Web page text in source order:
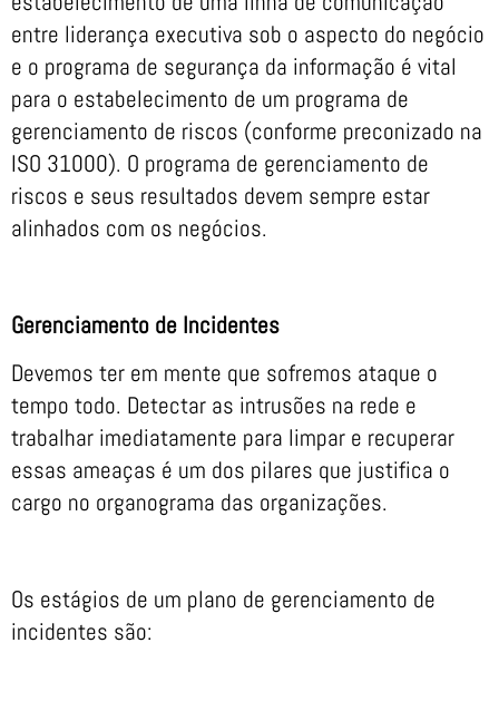
entre liderança executiva sob o aspecto do negócio
e o programa de segurança da informação é vital
para o estabelecimento de um programa de
gerenciamento de riscos (conforme preconizado na
ISO 31000). O programa de gerenciamento de
riscos e seus resultados devem sempre estar
alinhados com os negócios.
Gerenciamento de Incidentes
Devemos ter em mente que sofremos ataque o
tempo todo. Detectar as intrusões na rede e
trabalhar imediatamente para limpar e recuperar
essas ameaças é um dos pilares que justifica o
cargo no organograma das organizações.
Os estágios de um plano de gerenciamento de
incidentes são: